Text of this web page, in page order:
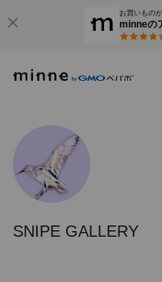
お買いもの
minneの
SNIPE GALLERY